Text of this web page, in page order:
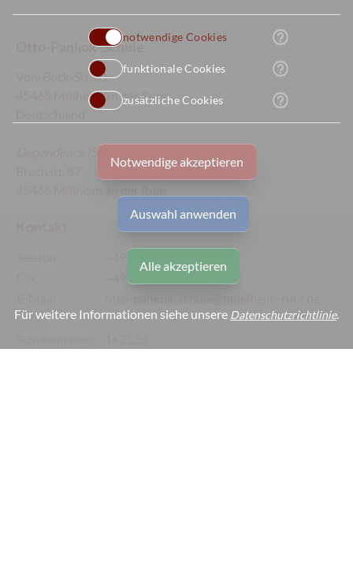
notwendige Cookies help_outline
funktionale Cookies help_outline
zusätzliche Cookies help_outline
Notwendige akzeptieren
Auswahl anwenden
Alle akzeptieren
Für weitere Informationen siehe unsere Datenschutzrichtlinie.
Otto-Pankok-Schule
Von-Bock-Str. 81
45468 Mülheim an der Ruhr
(Sek II):
+49 208 45539 60/80
+49 208 45539 99